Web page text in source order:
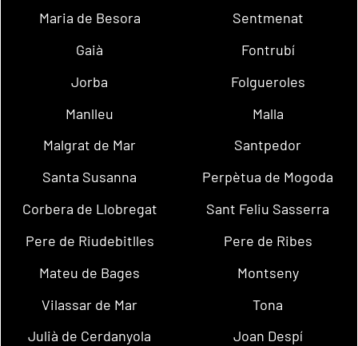
Maria de Besora
Sentmenat
Gaià
Fontrubí
Jorba
Folgueroles
Manlleu
Malla
Malgrat de Mar
Santpedor
Santa Susanna
Perpètua de Mogoda
Corbera de Llobregat
Sant Feliu Sasserra
Pere de Riudebitlles
Pere de Ribes
Mateu de Bages
Montseny
Vilassar de Mar
Tona
Julià de Cerdanyola
Joan Despí